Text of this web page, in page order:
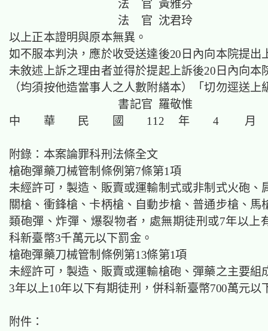
法 官 黃雅芬
法 官 沈君玲
以上正本證明與原本無異。
如不服本判決，應於收受送達後20日內向本院提出
未敘述上訴之理由者並得於提起上訴後20日內向本
（均須按他造當事人之人數附繕本）「切勿逕送上
書記官 羅敬惟
中 華 民 國 112 年 4 月
附錄：本案論罪科刑法條全文
槍砲彈藥刀械管制條例第7條第1項
未經許可，製造、販賣或運輸制式或非制式火砲、
關槍、衝鋒槍、卡柄槍、自動步槍、普通步槍、馬
類砲彈、炸彈、爆裂物者，處無期徒刑或7年以上
科新臺幣3千萬元以下罰金。
槍砲彈藥刀械管制條例第13條第1項
未經許可，製造、販賣或運輸槍砲、彈藥之主要組
3年以上10年以下有期徒刑，併科新臺幣700萬元以
附件：